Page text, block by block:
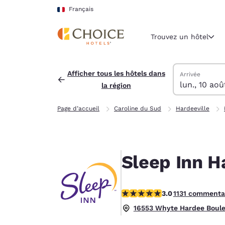
Sauter à Contenu Principal
Français
Région et lieu
Français
United
English
América
Trouvez un hôtel
Afficher tous les hôtels dans
la région
Trouver des
lundi 10 août
Arrivée
lun., 10
mardi 11 août
mardi 11 août
lundi 10 août
Page d’accueil Caroline du Sud Hardeeville
Sleep Inn
3.03 étoiles. Moyen.
3.01131
16553 Whyte Hardee